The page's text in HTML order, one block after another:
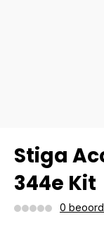
Stiga
344e Kit
0